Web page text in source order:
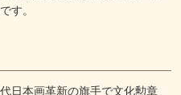
す。
日本画革新の旗手で文化勲章